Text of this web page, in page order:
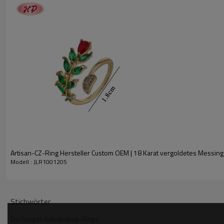
Wir beschäftigen mehr als 30 Qualitätsmanager, um eine strenge und präzise
Sollten Sie Probleme mit der Ware feststellen, kontaktieren Sie uns bitte umgehend.
Artikelnummer
Produktart
Metall
Steinfarbe
Beschreibung
Artisan-CZ-Ring Hersteller Custom OEM | 18 Karat vergoldetes
Modell : JLR1001205
Stichwörter